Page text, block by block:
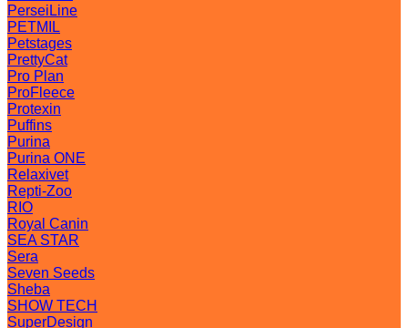
PerseiLine
PETMIL
Petstages
PrettyCat
Pro Plan
ProFleece
Protexin
Puffins
Purina
Purina ONE
Relaxivet
Repti-Zoo
RIO
Royal Canin
SEA STAR
Sera
Seven Seeds
Sheba
SHOW TECH
SuperDesign